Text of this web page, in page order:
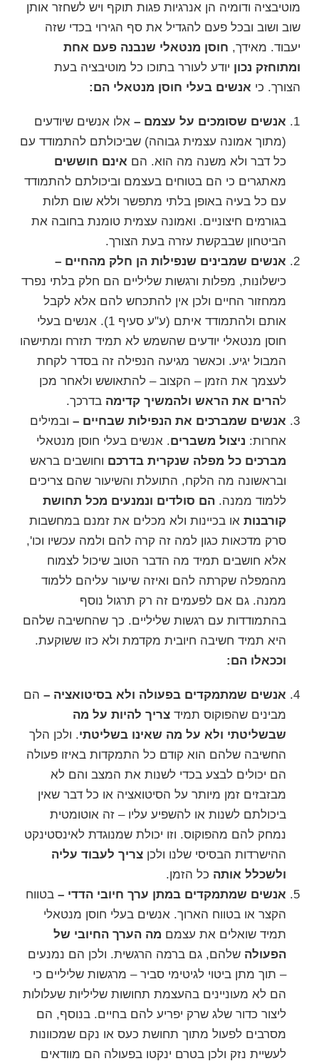
מוטיבציה ודומיה הן אנרגיות פגות תוקף ויש לשחזר אותן
שוב ושוב ובכל פעם להגדיל את סף הגירוי בכדי שזה
יעבוד. מאידך, חוסן מנטאלי שנבנה פעם אחת
ומתוחזק נכון יודע לעורר בתוכו כל מוטיבציה בעת
הצורך. כי אנשים בעלי חוסן מנטאלי הם:
אנשים שסומכים על עצמם – אלו אנשים שיודעים
(מתוך אמונה עצמית גבוהה) שביכולתם להתמודד עם
כל דבר ולא משנה מה הוא. הם אינם חוששים
מאתגרים כי הם בטוחים בעצמם וביכולתם להתמודד
עם כל בעיה באופן בלתי מתפשר וללא שום תלות
בגורמים חיצוניים. ואמונה עצמית טומנת בחובה את
הביטחון שבבקשת עזרה בעת הצורך.
אנשים שמבינים שנפילות הן חלק מהחיים –
כישלונות, מפלות ורגשות שליליים הם חלק בלתי נפרד
ממחזור החיים ולכן אין להתכחש להם אלא לקבל
אותם ולהתמודד איתם (ע"ע סעיף 1). אנשים בעלי
חוסן מנטאלי יודעים שהשמש לא תמיד תזרח ומתישהו
המבול יגיע. וכאשר מגיעה הנפילה זה בסדר לקחת
לעצמך את הזמן – הקצוב – להתאושש ולאחר מכן
להרים את הראש ולהמשיך קדימה בדרכך.
אנשים שמברכים את הנפילות שבחיים – ובמילים
אחרות: ניצול משברים. אנשים בעלי חוסן מנטאלי
מברכים כל מפלה שנקרית בדרכם וחושבים בראש
ובראשונה מה הלקח, התועלת והשיעור שהם צריכים
ללמוד ממנה. הם סולדים ונמנעים מכל תחושת
קורבנות או בכיינות ולא מכלים את זמנם במחשבות
סרק מדכאות כגון למה זה קרה להם ולמה עכשיו וכו',
אלא חושבים תמיד מה הדבר הטוב שיכול לצמוח
מהמפלה שקרתה להם ואיזה שיעור עליהם ללמוד
ממנה. גם אם לפעמים זה רק תרגול נוסף
בהתמודדות עם רגשות שליליים. כך שהחשיבה שלהם
היא תמיד חשיבה חיובית מקדמת ולא כזו ששוקעת.
וככאלו הם:
אנשים שמתמקדים בפעולה ולא בסיטואציה – הם
מבינים שהפוקוס תמיד צריך להיות על מה
שבשליטתי ולא על מה שאינו בשליטתי. ולכן הלך
החשיבה שלהם הוא קודם כל התמקדות באיזו פעולה
הם יכולים לבצע בכדי לשנות את המצב והם לא
מבזבזים זמן מיותר על הסיטואציה או כל דבר שאין
ביכולתם לשנות או להשפיע עליו – זה אוטומטית
נמחק להם מהפוקוס. וזו יכולת שמנוגדת לאינסטינקט
ההישרדות הבסיסי שלנו ולכן צריך לעבוד עליה
ולשכלל אותה כל הזמן.
אנשים שמתמקדים במתן ערך חיובי הדדי – בטווח
הקצר או בטווח הארוך. אנשים בעלי חוסן מנטאלי
תמיד שואלים את עצמם מה הערך החיובי של
הפעולה שלהם, גם ברמה הרגשית. ולכן הם נמנעים
– תוך מתן ביטוי לגיטימי סביר – מרגשות שליליים כי
הם לא מעוניינים בהעצמת תחושות שליליות שעלולות
ליצור כדור שלג שרק יפריע להם בחיים. בנוסף, הם
מסרבים לפעול מתוך תחושת כעס או נקם שמכוונות
לעשיית נזק ולכן בטרם ינקטו בפעולה הם מוודאים